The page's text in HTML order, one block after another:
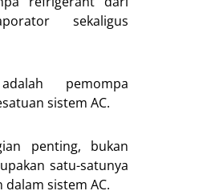
sekaligus
pemompa
sistem AC.
penting, bukan
satu-satunya
sistem AC.